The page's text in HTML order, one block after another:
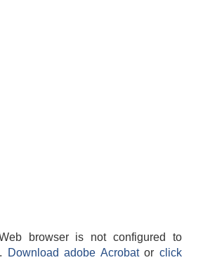
browser is not configured to
Download adobe Acrobatorclick